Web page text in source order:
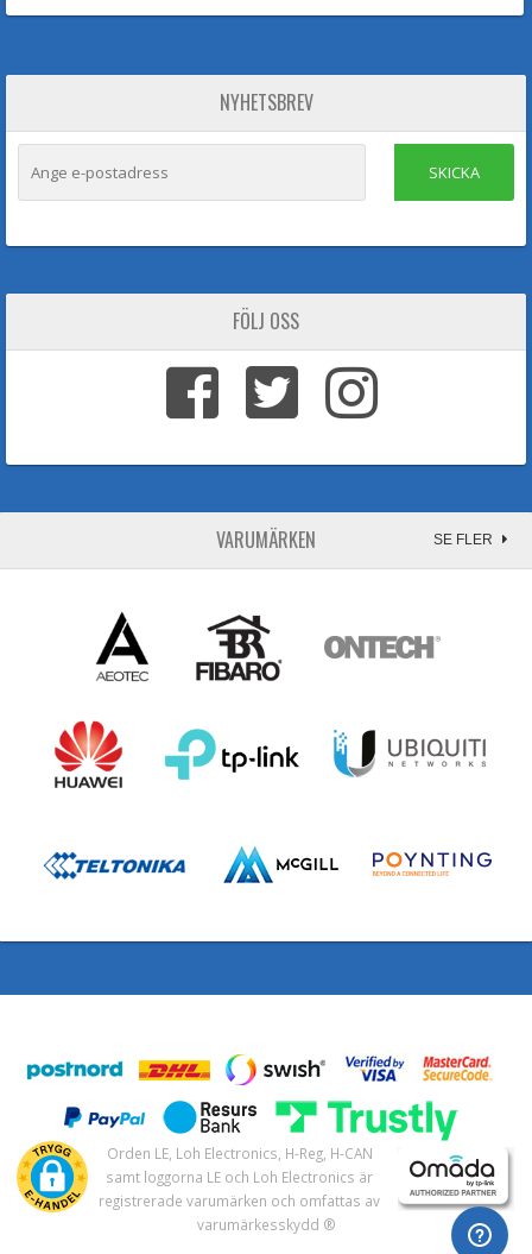
NYHETSBREV
SKICKA
FÖLJ OSS
VARUMÄRKEN SE FLER
Orden LE, Loh Electronics, H-Reg, H-CAN
samt loggorna LE och Loh Electronics är
registrerade varumärken och omfattas av
varumärkesskydd ®